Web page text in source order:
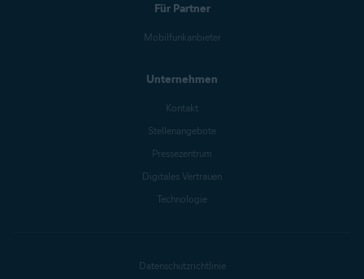
Für Partner
Mobilfunkanbieter
Unternehmen
Kontakt
Stellenangebote
Pressezentrum
Digitales Vertrauen
Technologie
Datenschutzrichtlinie